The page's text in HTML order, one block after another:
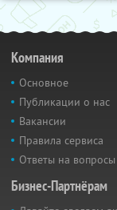
Компания
Основное
Публикации о нас
Вакансии
Правила сервиса
Ответы на вопросы
Бизнес-Партнёрам